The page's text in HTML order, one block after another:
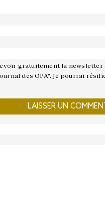
gratuitement la
des OPA". Je pourrai